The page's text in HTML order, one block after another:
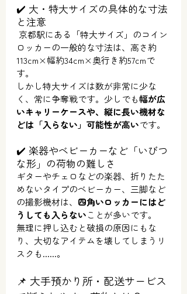
✔️ 大・特大サイズの具体的な寸法
と注意
ロッカーの一般的な寸法は、高さ約
113cm×幅約34cm×奥行き約57cmで
す。
しかし特大サイズは数が非常に少な
く、常に争奪戦です。少しでも幅が広
いキャリーケースや、縦に長い機材な
どは「入らない」可能性が高いです。
✔️ 楽器やベビーカーなど「いびつ
な形」の荷物の難しさ
ギターやチェロなどの楽器、折りたた
めないタイプのベビーカー、三脚など
の撮影機材は、 四角いロッカーにはど
うしても入らないことが多いです。
無理に押し込むと破損の原因にもな
り、大切なアイテムを壊してしまうリ
スクも......。
📌 大手預かり所・配送サービス